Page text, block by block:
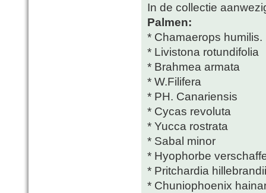
In de collectie
Palmen:
* Chamaerops humilis.
* Livistona rotundifolia
* Brahmea armata
* W.Filifera
* PH. Canariensis
* Cycas revoluta
* Yucca rostrata
* Sabal minor
* Hyophorbe
* Pritchardia hillebrandii
* Chuniophoenix